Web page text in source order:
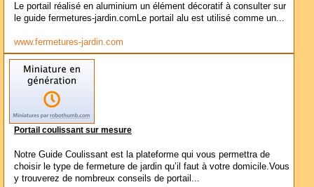
Le portail réalisé en aluminium un élément décoratif à consulter sur
le guide fermetures-jardin.comLe portail alu est utilisé comme un...
www.fermetures-jardin.com
Portail coulissant sur mesure
Notre Guide Coulissant est la plateforme qui vous permettra de
choisir le type de fermeture de jardin qu’il faut à votre domicile.Vous
y trouverez de nombreux conseils de portail...